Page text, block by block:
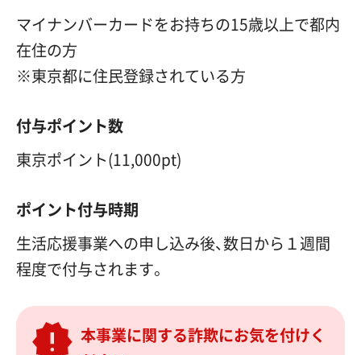
マイナンバーカードをお持ちの15歳以上で都内
在住の方
※東京都に住民登録されている方
付与ポイント数
東京ポイント(11,000pt一万千ポイント
)
ポイント付与時期
生活応援事業への申し込み後、数日から１週間
程度で付与されます。
本事業に関する詐欺にお気を付けく